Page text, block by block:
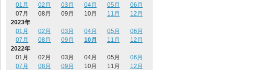
01月
02月 03月 04月 05月
06月
07月
08月 09月 10月 11月
12月
2023年
01月
02月 03月 04月 05月
06月
07月
08月 09月 10月 11月
12月
2022年
01月
02月 03月 04月 05月
06月
07月
08月 09月 10月 11月
12月